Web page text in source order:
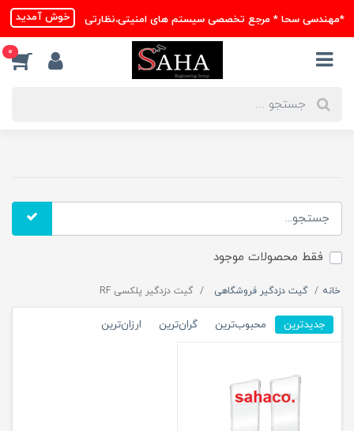
*مهندسی سحا * مرجع تخصصی سیستم های امنیتی،نظارتی خوش آمدید
0
فقط محصولات موجود
خانه گیت دزدگیر فروشگاهی گیت دزدگیر پلکسی RF
جدیدترین محبوب‌ترین گران‌ترین ارزان‌ترین